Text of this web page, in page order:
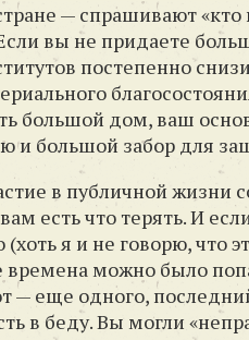
— спрашивают
вы не придаете
постепенно
большой дом, ваш
и большой забор для
в публичной жизни
есть что терять. И
я и не говорю, что
времена можно было
— еще одного,
в беду. Вы могли